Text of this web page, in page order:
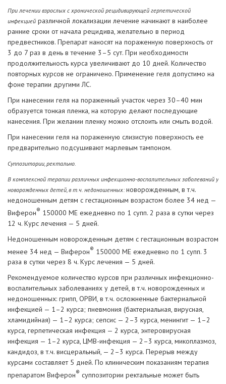
При лечении взрослых с хронической рецидивирующей герпетической
инфекцией различной локализации лечение начинают в наиболее
ранние сроки от начала рецидива, желательно в период
предвестников. Препарат наносят на пораженную поверхность от
3 до 7 раз в день в течение 3–5 сут. При необходимости
продолжительность курса увеличивают до 10 дней. Количество
повторных курсов не ограничено. Применение геля допустимо на
фоне терапии другими ЛС.
При нанесении геля на пораженный участок через 30–40 мин
образуется тонкая пленка, на которую делают последующие
нанесения. При желании пленку можно отслоить или смыть водой.
При нанесении геля на пораженную слизистую поверхность ее
предварительно подсушивают марлевым тампоном.
Суппозитории, ректально.
В комплексной терапии различных инфекционно-воспалительных заболеваний у
новорожденных детей, в т.ч. недоношенных:новорожденным, в т.ч.
недоношенным детям с гестационным возрастом более 34 нед —
Виферон® 150000 МЕ ежедневно по 1 супп. 2 раза в сутки через
12 ч. Курс лечения — 5 дней.
Недоношенным новорожденным детям с гестационным возрастом
менее 34 нед — Виферон® 150000 МЕ ежедневно по 1 супп. 3
раза в сутки через 8 ч. Курс лечения — 5 дней.
Рекомендуемое количество курсов при различных инфекционно-
воспалительных заболеваниях у детей, в т.ч. новорожденных и
недоношенных: грипп, ОРВИ, в т.ч. осложненные бактериальной
инфекцией — 1–2 курса; пневмония (бактериальная, вирусная,
хламидийная) — 1–2 курса; сепсис — 2–3 курса, менингит — 1–2
курса, герпетическая инфекция — 2 курса, энтеровирусная
инфекция — 1–2 курса, ЦМВ-инфекция — 2–3 курса, микоплазмоз,
кандидоз, в т.ч. висцеральный, — 2–3 курса. Перерыв между
курсами составляет 5 дней. По клиническим показаниям терапия
препаратом Виферон® суппозитории ректальные может быть